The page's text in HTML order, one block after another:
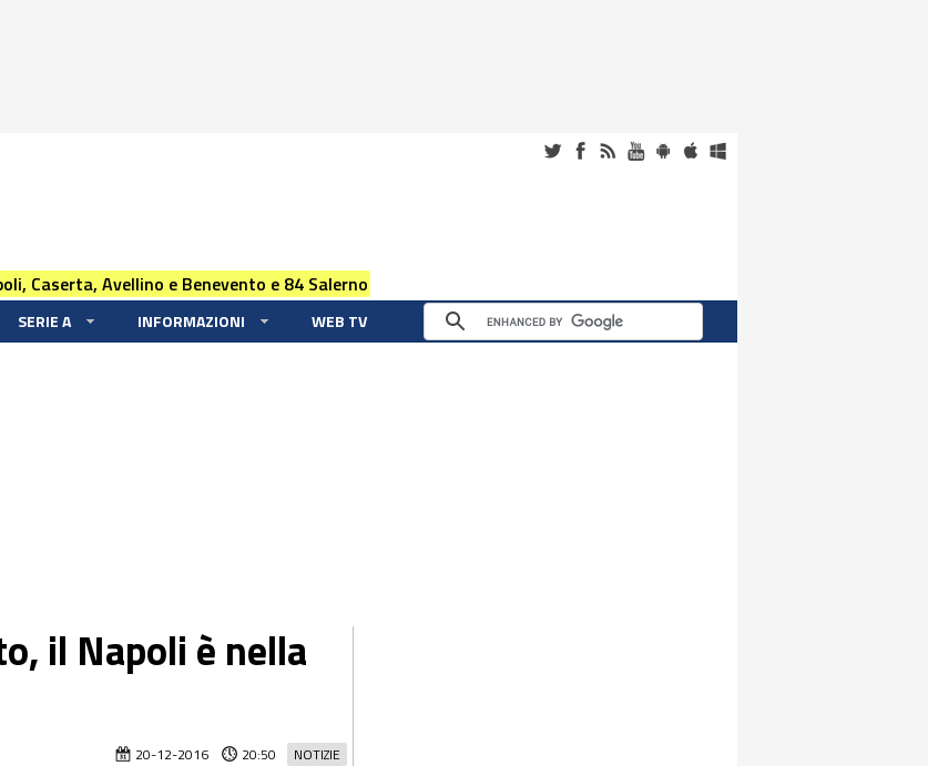
Caserta, Avellino e Benevento e 84 Salerno
SERIE A INFORMAZIONI WEB TV
il Napoli è nella
NOTIZIE
20-12-2016 20:50